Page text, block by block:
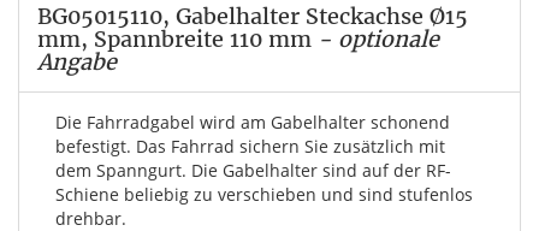
BG05015110, Gabelhalter Steckachse Ø15
mm, Spannbreite 110 mm - optionale
Angabe
Die Fahrradgabel wird am Gabelhalter schonend
befestigt. Das Fahrrad sichern Sie zusätzlich mit
dem Spanngurt. Die Gabelhalter sind auf der RF-
Schiene beliebig zu verschieben und sind stufenlos
drehbar.